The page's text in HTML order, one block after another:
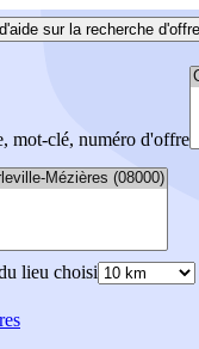
sur la recherche
mot-clé, numéro d'offre
lieu choisi